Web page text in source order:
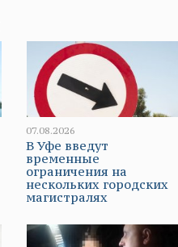
07.08.2026
В Уфе введут
временные
ограничения на
нескольких городских
магистралях